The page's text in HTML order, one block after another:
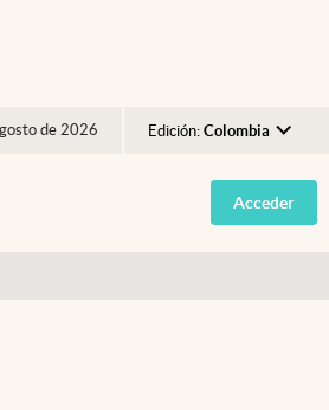
de 2026 Edición: Colombia
Argentina
España
Acceder